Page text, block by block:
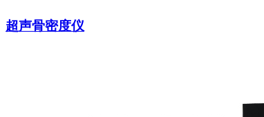
超声骨密度仪